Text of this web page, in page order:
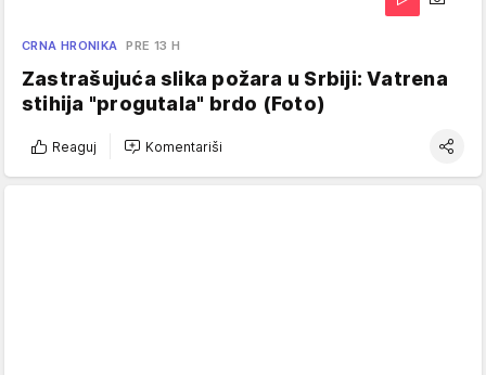
CRNA HRONIKA PRE 13 H
Zastrašujuća slika požara u Srbiji: Vatrena
stihija "progutala" brdo (Foto)
Reaguj Komentariši